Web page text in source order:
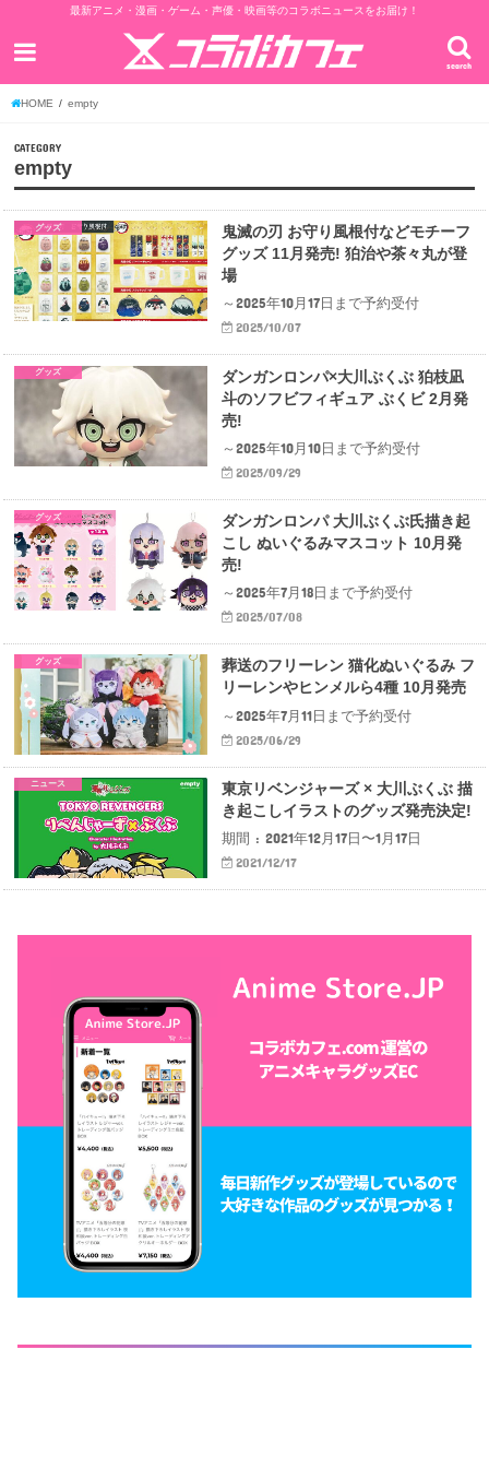
最新アニメ・漫画・ゲーム・声優・映画等のコラボニュースをお届け！
search
HOME empty
CATEGORY
empty
グッズ
鬼滅の刃 お守り風根付などモチーフ
グッズ 11月発売! 狛治や茶々丸が登
場
～2025年10月17日まで予約受付
2025/10/07
グッズ
ダンガンロンパ×大川ぶくぶ 狛枝凪
斗のソフビフィギュア ぶくビ 2月発
売!
～2025年10月10日まで予約受付
2025/09/29
グッズ
ダンガンロンパ 大川ぶくぶ氏描き起
こし ぬいぐる​みマスコット 10月発
売!
～2025年7月18日まで予約受付
2025/07/08
グッズ
葬送のフリーレン 猫化ぬいぐるみ フ
リーレンやヒンメルら4種 10月発売
～2025年7月11日まで予約受付
2025/06/29
ニュース
東京リベンジャーズ × 大川ぶくぶ 描
き起こしイラストのグッズ発売決定!
期間 : 2021年12月17日〜1月17日
2021/12/17